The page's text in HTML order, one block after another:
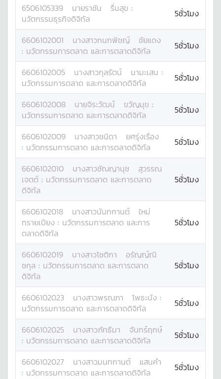
6506105339 นายราชัน รื่นสุข :
นวัตกรรมธุรกิจดิจิทัล
5ชั่วโมง
6606102001 นางสาวกนกพิชญ์
ชัยแดง
: นวัตกรรมการตลาด และการตลาดดิจิทัล 5ชั่วโมง
6606102005 นางสาวกุลรัตน์ นามะเสน :
นวัตกรรมการตลาด และการตลาดดิจิทัล
5ชั่วโมง
6606102008 นายจิระวัฒน์ ขวัญมุข :
นวัตกรรมการตลาด และการตลาดดิจิทัล
5ชั่วโมง
6606102009 นางสาวชนิดา
ยศรุ่งเรือง
: นวัตกรรมการตลาด และการตลาดดิจิทัล 5ชั่วโมง
6606102010 นางสาวชัณญานุช
สุวรรณ
เจตต์ : นวัตกรรมการตลาด และการตลาด
ดิจิทัล
5ชั่วโมง
6606102018 นางสาวนันทกานต์
ใหม่
ทรายเปียง : นวัตกรรมการตลาด และการ
ตลาดดิจิทัล
5ชั่วโมง
6606102019 นางสาวโชติกา
อรัญญ์ณิ
ชกุล : นวัตกรรมการตลาด และการตลาด
ดิจิทัล
5ชั่วโมง
6606102023 นางสาวพรณภา โพธะนัง :
นวัตกรรมการตลาด และการตลาดดิจิทัล
5ชั่วโมง
6606102025 นางสาวภัทธีมา
จันทร์ฤกษ์
: นวัตกรรมการตลาด และการตลาดดิจิทัล 5ชั่วโมง
6606102027 นางสาวมนทกานต์
แสนคำ
: นวัตกรรมการตลาด และการตลาดดิจิทัล 5ชั่วโมง